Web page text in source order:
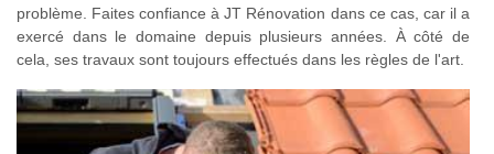
problème. Faites confiance à JT Rénovation dans ce cas, car il a
exercé dans le domaine depuis plusieurs années. À côté de
cela, ses travaux sont toujours effectués dans les règles de l'art.